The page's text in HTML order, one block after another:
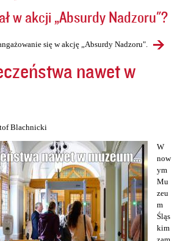
w akcji „Absurdy Nadzoru"?
się w akcję „Absurdy Nadzoru".
nawet w
Blachnicki
W
now
ym
Mu
zeu
m
Śląs
kim